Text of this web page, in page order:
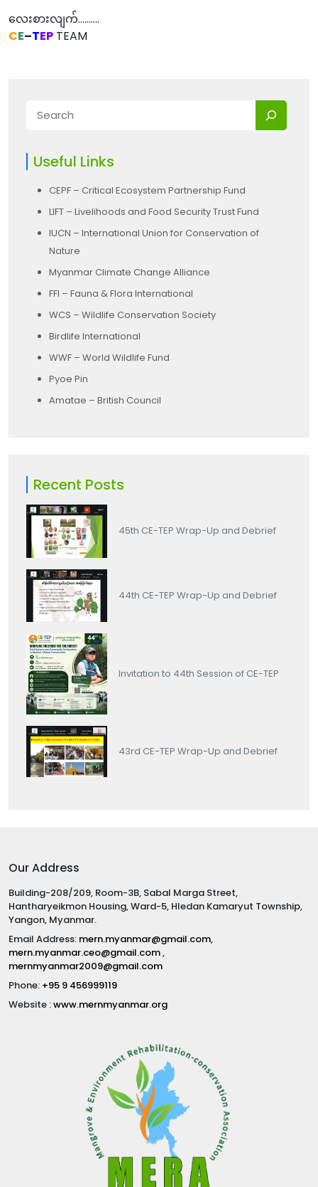
လေးစားလျက်……….
CE–TEP TEAM
Useful Links
CEPF – Critical Ecosystem Partnership Fund
LIFT – Livelihoods and Food Security Trust Fund
IUCN – International Union for Conservation of
Nature
Myanmar Climate Change Alliance
FFI – Fauna & Flora International
WCS – Wildlife Conservation Society
Birdlife International
WWF – World Wildlife Fund
Pyoe Pin
Amatae – British Council
Recent Posts
45th CE-TEP Wrap-Up and Debrief
44th CE-TEP Wrap-Up and Debrief
Invitation to 44th Session of CE-TEP
43rd CE-TEP Wrap-Up and Debrief
Our Address
Building-208/209, Room-3B, Sabal Marga Street,
Hantharyeikmon Housing, Ward-5, Hledan Kamaryut Township,
Yangon, Myanmar.
Email Address: mern.myanmar@gmail.com,
mern.myanmar.ceo@gmail.com,
mernmyanmar2009@gmail.com
Phone: +95 9 456999119
Website :www.mernmyanmar.org